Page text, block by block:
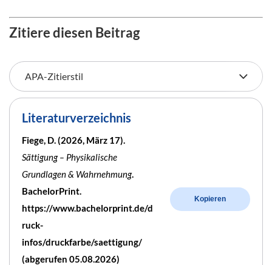
Zitiere diesen Beitrag
Literaturverzeichnis
Fiege, D. (2026, März 17).
Sättigung – Physikalische
Grundlagen & Wahrnehmung.
BachelorPrint.
https://www.bachelorprint.de/d
ruck-
infos/druckfarbe/saettigung/
(abgerufen 05.08.2026)
Kopieren